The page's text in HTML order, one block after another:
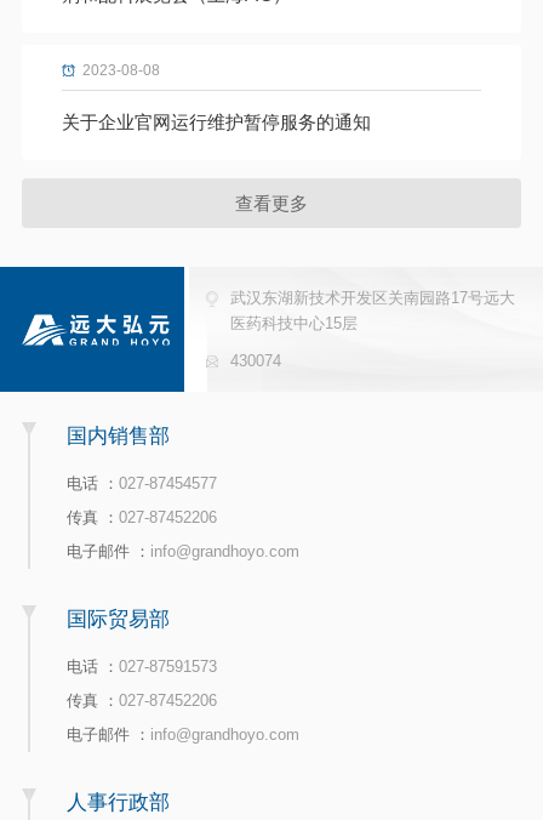
2023-08-08
关于企业官网运行维护暂停服务的通知
查看更多
武汉东湖新技术开发区关南园路17号远大
医药科技中心15层
430074
国内销售部
电话 ： 027-87454577
传真 ： 027-87452206
电子邮件 ： info@grandhoyo.com
国际贸易部
电话 ： 027-87591573
传真 ： 027-87452206
电子邮件 ： info@grandhoyo.com
人事行政部